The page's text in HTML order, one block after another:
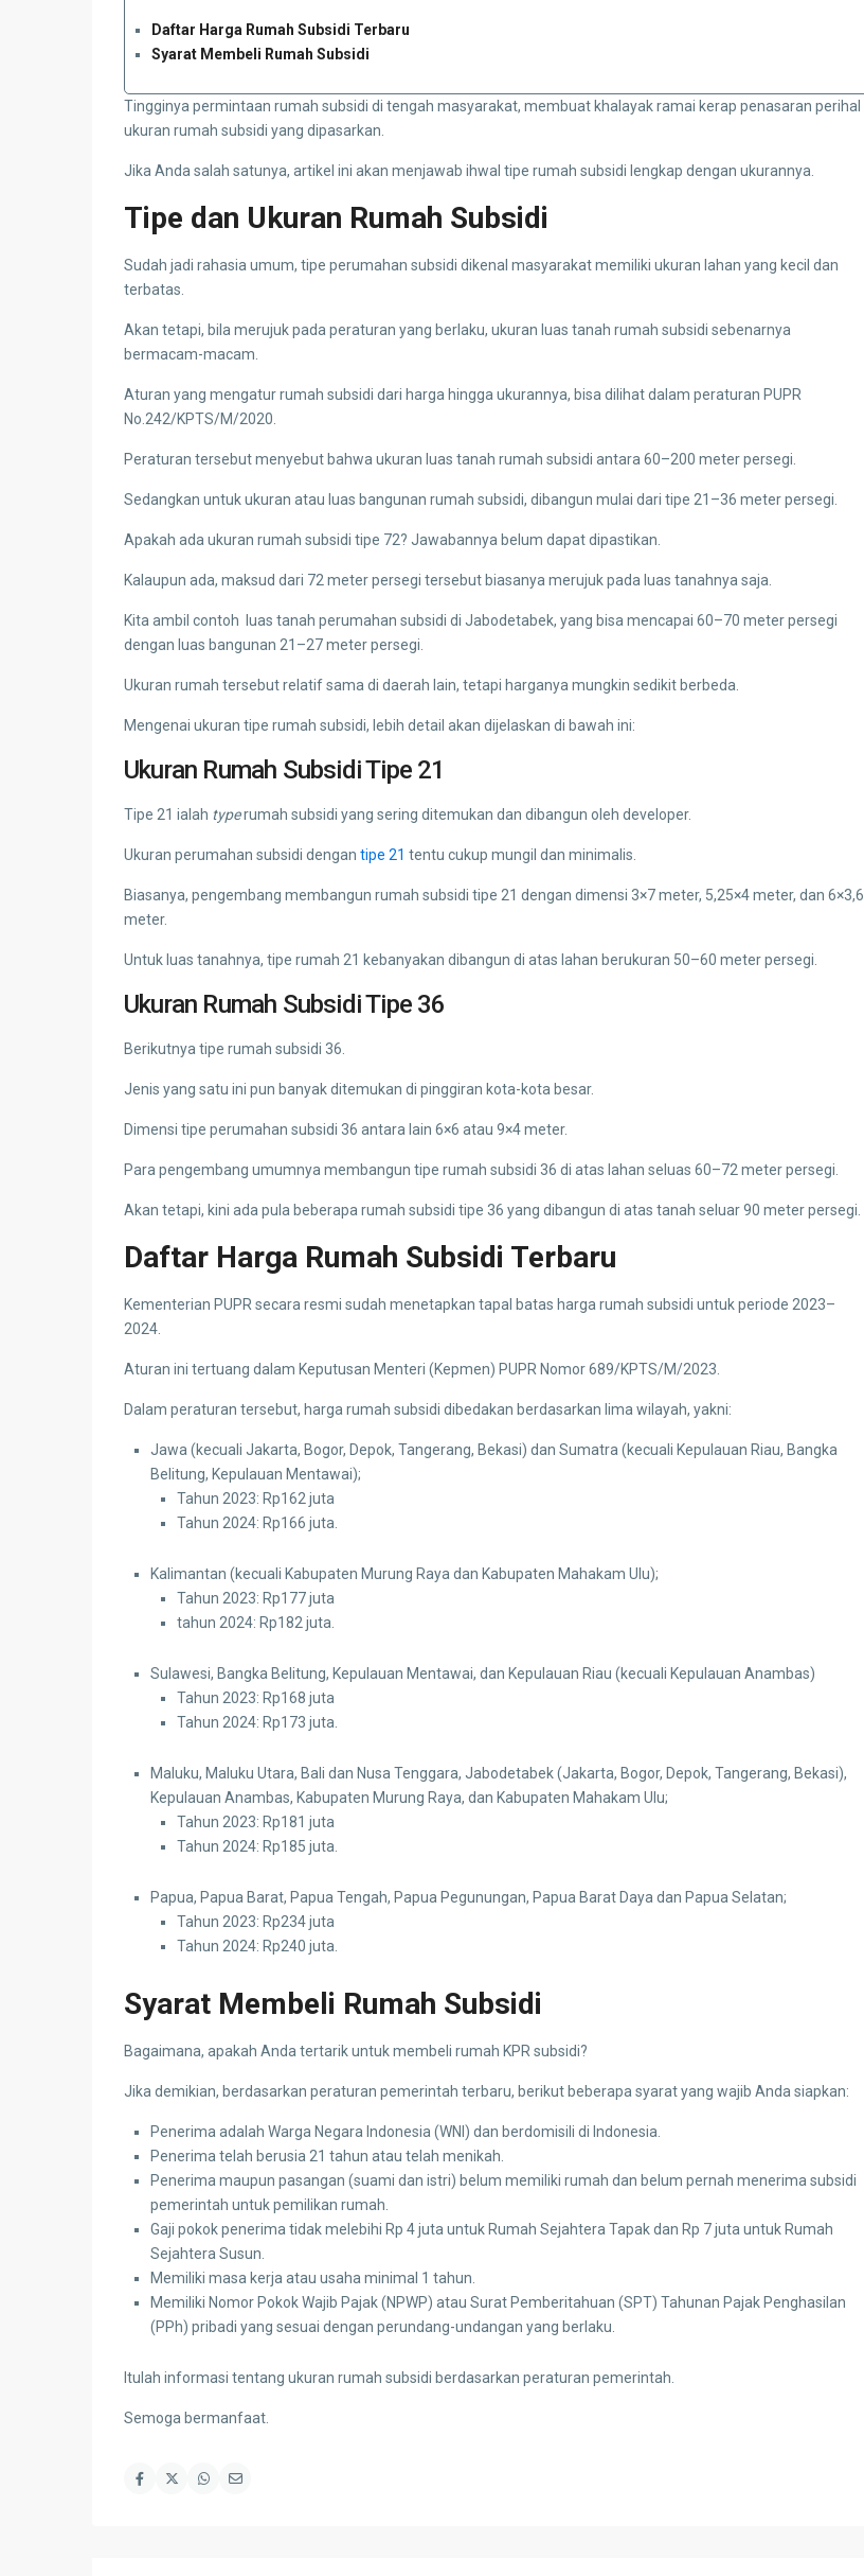
Daftar Harga Rumah Subsidi Terbaru
Syarat Membeli Rumah Subsidi
Tingginya permintaan rumah subsidi di tengah masyarakat, membuat khalayak ramai kerap penasaran perihal
ukuran rumah subsidi yang dipasarkan.
Jika Anda salah satunya, artikel ini akan menjawab ihwal tipe rumah subsidi lengkap dengan ukurannya.
Tipe dan Ukuran Rumah Subsidi
Sudah jadi rahasia umum, tipe perumahan subsidi dikenal masyarakat memiliki ukuran lahan yang kecil dan
terbatas.
Akan tetapi, bila merujuk pada peraturan yang berlaku, ukuran luas tanah rumah subsidi sebenarnya
bermacam-macam.
Aturan yang mengatur rumah subsidi dari harga hingga ukurannya, bisa dilihat dalam peraturan PUPR
No.242/KPTS/M/2020.
Peraturan tersebut menyebut bahwa ukuran luas tanah rumah subsidi antara 60–200 meter persegi.
Sedangkan untuk ukuran atau luas bangunan rumah subsidi, dibangun mulai dari tipe 21–36 meter persegi.
Apakah ada ukuran rumah subsidi tipe 72? Jawabannya belum dapat dipastikan.
Kalaupun ada, maksud dari 72 meter persegi tersebut biasanya merujuk pada luas tanahnya saja.
Kita ambil contoh luas tanah perumahan subsidi di Jabodetabek, yang bisa mencapai 60–70 meter persegi
dengan luas bangunan 21–27 meter persegi.
Ukuran rumah tersebut relatif sama di daerah lain, tetapi harganya mungkin sedikit berbeda.
Mengenai ukuran tipe rumah subsidi, lebih detail akan dijelaskan di bawah ini:
Ukuran Rumah Subsidi Tipe 21
Tipe 21 ialah typerumah subsidi yang sering ditemukan dan dibangun oleh developer.
Ukuran perumahan subsidi dengan tipe 21 tentu cukup mungil dan minimalis.
Biasanya, pengembang membangun rumah subsidi tipe 21 dengan dimensi 3×7 meter, 5,25×4 meter, dan 6×3,6
meter.
Untuk luas tanahnya, tipe rumah 21 kebanyakan dibangun di atas lahan berukuran 50–60 meter persegi.
Ukuran Rumah Subsidi Tipe 36
Berikutnya tipe rumah subsidi 36.
Jenis yang satu ini pun banyak ditemukan di pinggiran kota-kota besar.
Dimensi tipe perumahan subsidi 36 antara lain 6×6 atau 9×4 meter.
Para pengembang umumnya membangun tipe rumah subsidi 36 di atas lahan seluas 60–72 meter persegi.
Akan tetapi, kini ada pula beberapa rumah subsidi tipe 36 yang dibangun di atas tanah seluar 90 meter persegi.
Daftar Harga Rumah Subsidi Terbaru
Kementerian PUPR secara resmi sudah menetapkan tapal batas harga rumah subsidi untuk periode 2023–
2024.
Aturan ini tertuang dalam Keputusan Menteri (Kepmen) PUPR Nomor 689/KPTS/M/2023.
Dalam peraturan tersebut, harga rumah subsidi dibedakan berdasarkan lima wilayah, yakni:
Jawa (kecuali Jakarta, Bogor, Depok, Tangerang, Bekasi) dan Sumatra (kecuali Kepulauan Riau, Bangka
Belitung, Kepulauan Mentawai);
Tahun 2023: Rp162 juta
Tahun 2024: Rp166 juta.
Kalimantan (kecuali Kabupaten Murung Raya dan Kabupaten Mahakam Ulu);
Tahun 2023: Rp177 juta
tahun 2024: Rp182 juta.
Sulawesi, Bangka Belitung, Kepulauan Mentawai, dan Kepulauan Riau (kecuali Kepulauan Anambas)
Tahun 2023: Rp168 juta
Tahun 2024: Rp173 juta.
Maluku, Maluku Utara, Bali dan Nusa Tenggara, Jabodetabek (Jakarta, Bogor, Depok, Tangerang, Bekasi),
Kepulauan Anambas, Kabupaten Murung Raya, dan Kabupaten Mahakam Ulu;
Tahun 2023: Rp181 juta
Tahun 2024: Rp185 juta.
Papua, Papua Barat, Papua Tengah, Papua Pegunungan, Papua Barat Daya dan Papua Selatan;
Tahun 2023: Rp234 juta
Tahun 2024: Rp240 juta.
Syarat Membeli Rumah Subsidi
Bagaimana, apakah Anda tertarik untuk membeli rumah KPR subsidi?
Jika demikian, berdasarkan peraturan pemerintah terbaru, berikut beberapa syarat yang wajib Anda siapkan:
Penerima adalah Warga Negara Indonesia (WNI) dan berdomisili di Indonesia.
Penerima telah berusia 21 tahun atau telah menikah.
Penerima maupun pasangan (suami dan istri) belum memiliki rumah dan belum pernah menerima subsidi
pemerintah untuk pemilikan rumah.
Gaji pokok penerima tidak melebihi Rp 4 juta untuk Rumah Sejahtera Tapak dan Rp 7 juta untuk Rumah
Sejahtera Susun.
Memiliki masa kerja atau usaha minimal 1 tahun.
Memiliki Nomor Pokok Wajib Pajak (NPWP) atau Surat Pemberitahuan (SPT) Tahunan Pajak Penghasilan
(PPh) pribadi yang sesuai dengan perundang-undangan yang berlaku.
Itulah informasi tentang ukuran rumah subsidi berdasarkan peraturan pemerintah.
Semoga bermanfaat.